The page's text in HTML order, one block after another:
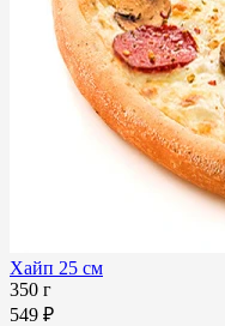
Хайп 25 см
350 г
549 ₽